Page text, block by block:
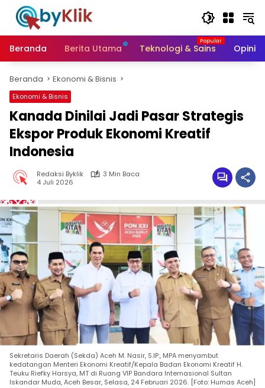
Langsung
konten
Beranda
Berita Utama Teknologi & Sains Opini
Beranda Ekonomi & Bisnis
Ekonomi & Bisnis
Kanada Dinilai Jadi Pasar Strategis
Ekspor Produk Ekonomi Kreatif
Indonesia
Redaksi Byklik
3 Min Baca
4 Juli 2026
Sekretaris Daerah (Sekda) Aceh M. Nasir, S.IP., MPA menyambut
kedatangan Menteri Ekonomi Kreatif/Kepala Badan Ekonomi Kreatif H.
Teuku Riefky Harsya, MT di Ruang VIP Bandara Internasional Sultan
Iskandar Muda, Aceh Besar, Selasa, 24 Februari 2026. [Foto: Humas Aceh]